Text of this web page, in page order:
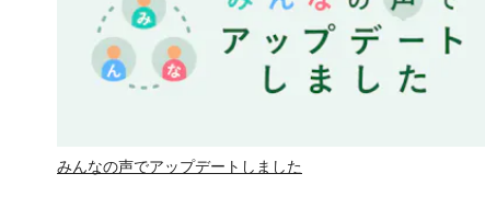
みんなの声でアップデートしました